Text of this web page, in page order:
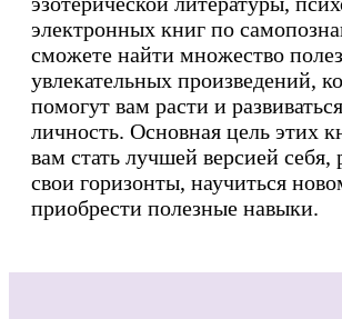
электронных книг по
сможете найти множество
увлекательных произведений,
помогут вам расти и
личность. Основная цель этих
вам стать лучшей версией себя,
свои горизонты, научиться
приобрести полезные навыки.